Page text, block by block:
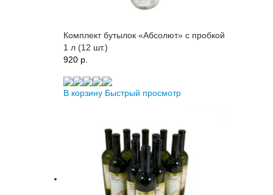
Комплект бутылок «Абсолют» с пробкой
1 л (12 шт.)
920 p.
В корзину Быстрый просмотр